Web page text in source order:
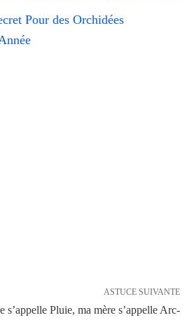
Pour des Orchidées
ASTUCE SUIVANTE
s’appelle Pluie, ma mère s’appelle Arc-